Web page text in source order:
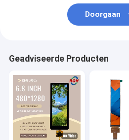
Doorgaan
Geadviseerde Producten